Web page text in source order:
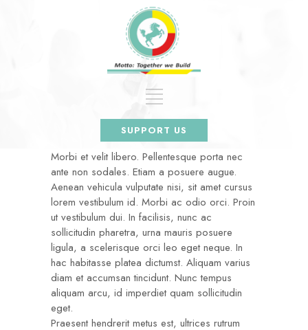
SUPPORT US
Morbi et velit libero. Pellentesque porta nec
ante non sodales. Etiam a posuere augue.
Aenean vehicula vulputate nisi, sit amet cursus
lorem vestibulum id. Morbi ac odio orci. Proin
ut vestibulum dui. In facilisis, nunc ac
sollicitudin pharetra, urna mauris posuere
ligula, a scelerisque orci leo eget neque. In
hac habitasse platea dictumst. Aliquam varius
diam et accumsan tincidunt. Nunc tempus
aliquam arcu, id imperdiet quam sollicitudin
eget.
Praesent hendrerit metus est, ultrices rutrum